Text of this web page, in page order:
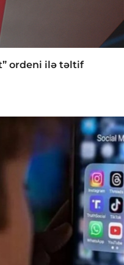
ordeni ilə təltif